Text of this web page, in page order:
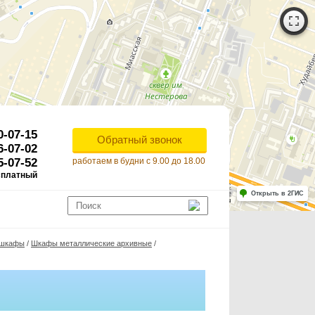
Работает на API 2ГИС
Лицензионное соглашение
корректной работы Raster JS API нужен ключ. Помощь: api@2gis.ru
Открыть в 2ГИС
07-15
07-02
07-52
Обратный звонок
работаем в будни с 9.00 до 18.00
шкафы / Шкафы металлические архивные /